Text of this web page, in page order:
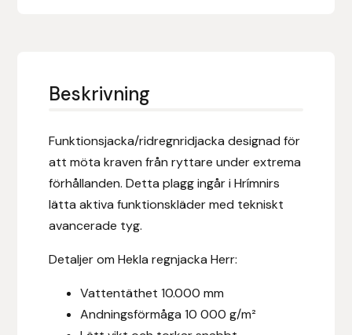
Beskrivning
Funktionsjacka/ridregnridjacka designad för
att möta kraven från ryttare under extrema
förhållanden. Detta plagg ingår i Hrímnirs
lätta aktiva funktionskläder med tekniskt
avancerade tyg.
Detaljer om Hekla regnjacka Herr:
Vattentäthet 10.000 mm
Andningsförmåga 10 000 g/m²
Epona bokförlag
EQUES
EQUES | KINGSLAND
Eric LeTixerant